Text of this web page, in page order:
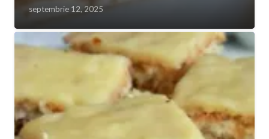
septembrie 12, 2025